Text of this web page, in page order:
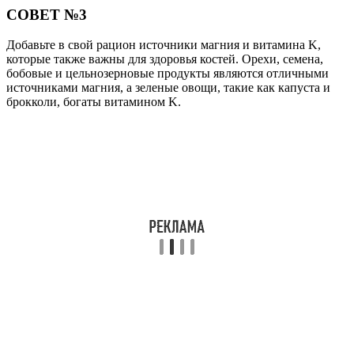
СОВЕТ №3
Добавьте в свой рацион источники магния и витамина K,
которые также важны для здоровья костей. Орехи, семена,
бобовые и цельнозерновые продукты являются отличными
источниками магния, а зеленые овощи, такие как капуста и
брокколи, богаты витамином K.